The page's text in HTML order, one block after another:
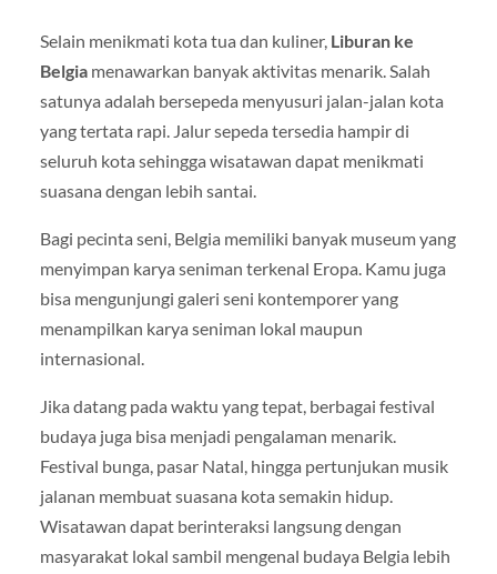
Selain menikmati kota tua dan kuliner, Liburan ke
Belgiamenawarkan banyak aktivitas menarik. Salah
satunya adalah bersepeda menyusuri jalan-jalan kota
yang tertata rapi. Jalur sepeda tersedia hampir di
seluruh kota sehingga wisatawan dapat menikmati
suasana dengan lebih santai.
Bagi pecinta seni, Belgia memiliki banyak museum yang
menyimpan karya seniman terkenal Eropa. Kamu juga
bisa mengunjungi galeri seni kontemporer yang
menampilkan karya seniman lokal maupun
internasional.
Jika datang pada waktu yang tepat, berbagai festival
budaya juga bisa menjadi pengalaman menarik.
Festival bunga, pasar Natal, hingga pertunjukan musik
jalanan membuat suasana kota semakin hidup.
Wisatawan dapat berinteraksi langsung dengan
masyarakat lokal sambil mengenal budaya Belgia lebih